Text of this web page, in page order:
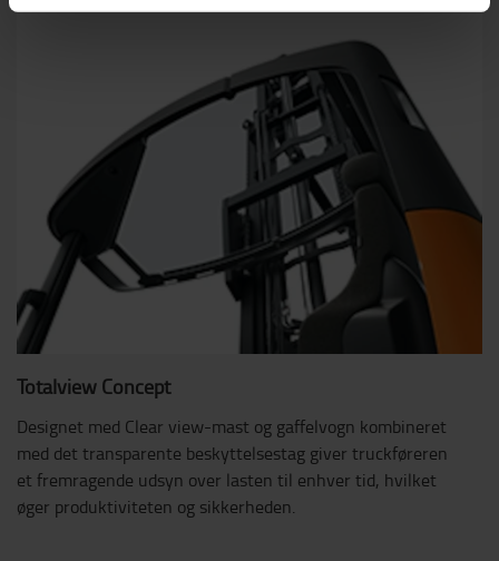
Totalview Concept
Designet med Clear view-mast og gaffelvogn kombineret
med det transparente beskyttelsestag giver truckføreren
et fremragende udsyn over lasten til enhver tid, hvilket
øger produktiviteten og sikkerheden.